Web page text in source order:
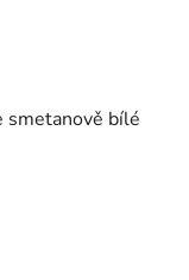
smetanově bílé